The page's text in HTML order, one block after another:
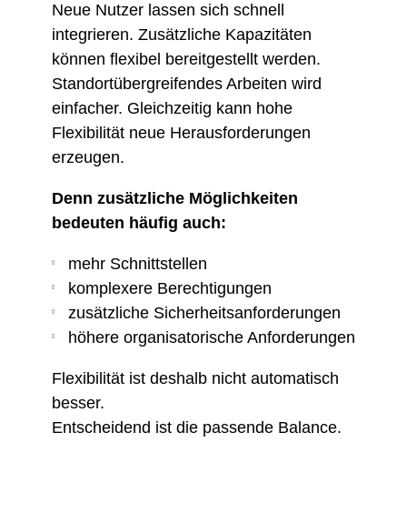
Neue Nutzer lassen sich schnell
integrieren. Zusätzliche Kapazitäten
können flexibel bereitgestellt werden.
Standortübergreifendes Arbeiten wird
einfacher. Gleichzeitig kann hohe
Flexibilität neue Herausforderungen
erzeugen.
Denn zusätzliche Möglichkeiten
bedeuten häufig auch:
mehr Schnittstellen
komplexere Berechtigungen
zusätzliche Sicherheitsanforderungen
höhere organisatorische Anforderungen
Flexibilität ist deshalb nicht automatisch
besser.
Entscheidend ist die passende Balance.